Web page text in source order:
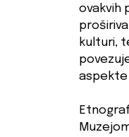
ovakvih
kulturi,
aspekte